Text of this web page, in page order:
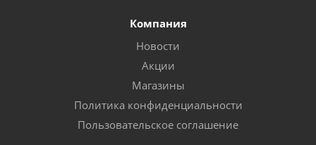
Компания
Новости
Акции
Магазины
Политика конфиденциальности
Пользовательское соглашение